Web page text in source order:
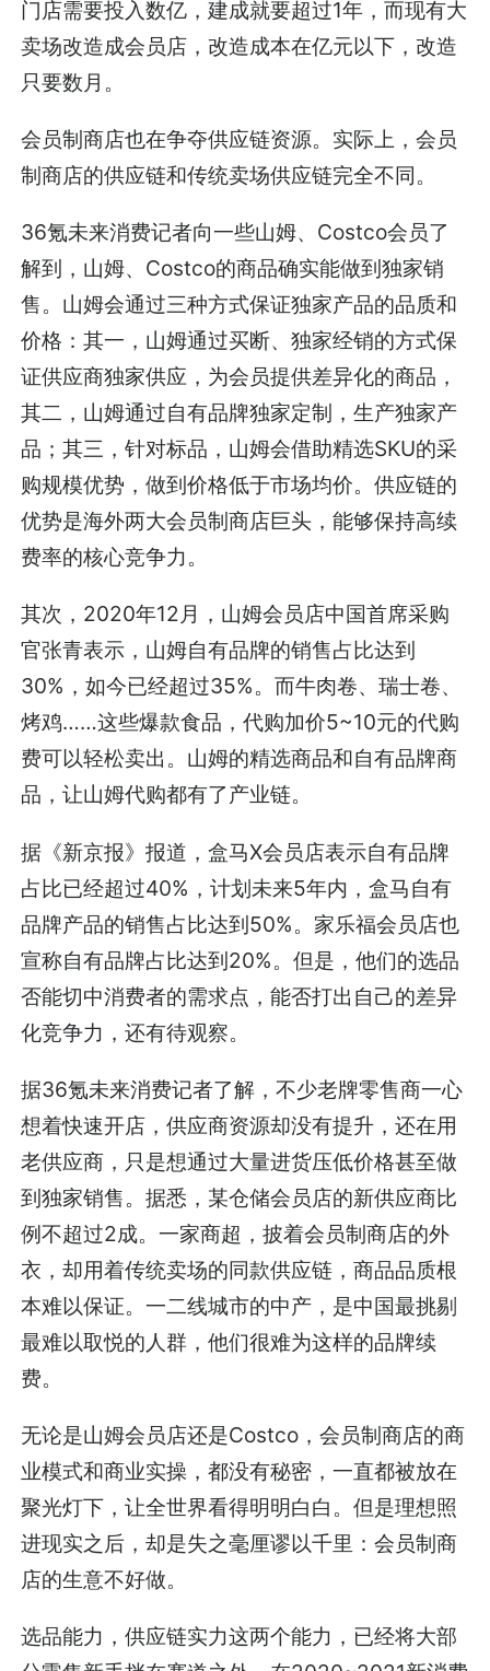
门店需要投入数亿，建成就要超过1年，而现有大
卖场改造成会员店，改造成本在亿元以下，改造
只要数月。
会员制商店也在争夺供应链资源。实际上，会员
制商店的供应链和传统卖场供应链完全不同。
36氪未来消费记者向一些山姆、Costco会员了
解到，山姆、Costco的商品确实能做到独家销
售。山姆会通过三种方式保证独家产品的品质和
价格：其一，山姆通过买断、独家经销的方式保
证供应商独家供应，为会员提供差异化的商品，
其二，山姆通过自有品牌独家定制，生产独家产
品；其三，针对标品，山姆会借助精选SKU的采
购规模优势，做到价格低于市场均价。供应链的
优势是海外两大会员制商店巨头，能够保持高续
费率的核心竞争力。
其次，2020年12月，山姆会员店中国首席采购
官张青表示，山姆自有品牌的销售占比达到
30%，如今已经超过35%。而牛肉卷、瑞士卷、
烤鸡……这些爆款食品，代购加价5~10元的代购
费可以轻松卖出。山姆的精选商品和自有品牌商
品，让山姆代购都有了产业链。
据《新京报》报道，盒马X会员店表示自有品牌
占比已经超过40%，计划未来5年内，盒马自有
品牌产品的销售占比达到50%。家乐福会员店也
宣称自有品牌占比达到20%。但是，他们的选品
否能切中消费者的需求点，能否打出自己的差异
化竞争力，还有待观察。
据36氪未来消费记者了解，不少老牌零售商一心
想着快速开店，供应商资源却没有提升，还在用
老供应商，只是想通过大量进货压低价格甚至做
到独家销售。据悉，某仓储会员店的新供应商比
例不超过2成。一家商超，披着会员制商店的外
衣，却用着传统卖场的同款供应链，商品品质根
本难以保证。一二线城市的中产，是中国最挑剔
最难以取悦的人群，他们很难为这样的品牌续
费。
无论是山姆会员店还是Costco，会员制商店的商
业模式和商业实操，都没有秘密，一直都被放在
聚光灯下，让全世界看得明明白白。但是理想照
进现实之后，却是失之毫厘谬以千里：会员制商
店的生意不好做。
选品能力，供应链实力这两个能力，已经将大部